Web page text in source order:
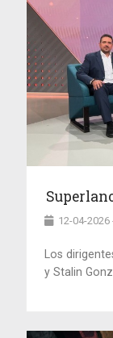
12-04-2026
Los
y Stalin